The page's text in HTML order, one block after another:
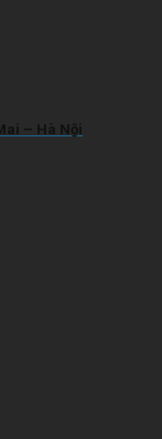
– Hà Nội